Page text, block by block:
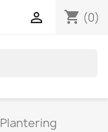
shopping_cart (0)

Plantering